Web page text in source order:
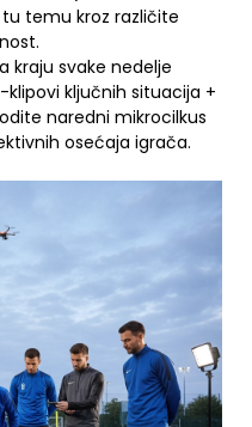
temu kroz različite
kraju svake nedelje
ključnih situacija +
naredni mikrocilkus
osećaja igrača.